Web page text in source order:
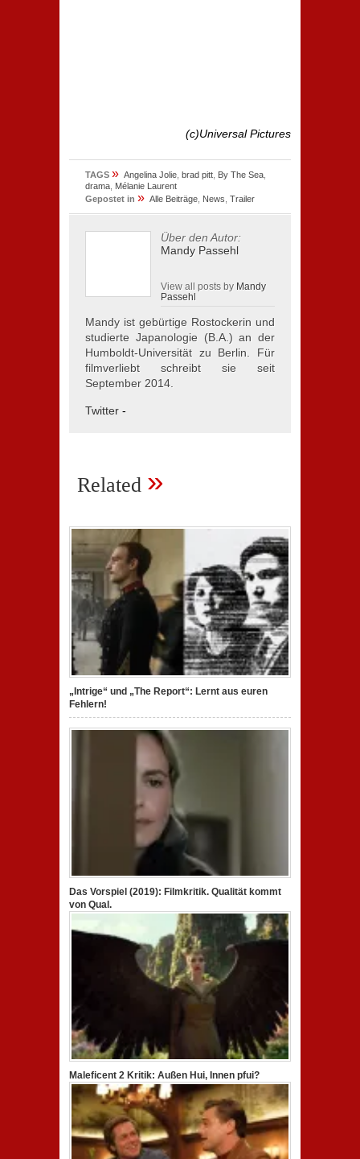
(c)Universal Pictures
TAGS » Angelina Jolie brad pitt By The Sea
drama Mélanie Laurent
Gepostet in » Alle Beiträge News Trailer
Über den Autor:
Mandy Passehl
View all posts by Mandy
Passehl
Mandy ist gebürtige Rostockerin und
studierte Japanologie (B.A.) an der
Humboldt-Universität zu Berlin. Für
filmverliebt schreibt sie seit
September 2014.
Twitter -
Related »
„Intrige“ und „The Report“: Lernt aus euren
Fehlern!
Das Vorspiel (2019): Filmkritik. Qualität kommt
von Qual.
Maleficent 2 Kritik: Außen Hui, Innen pfui?